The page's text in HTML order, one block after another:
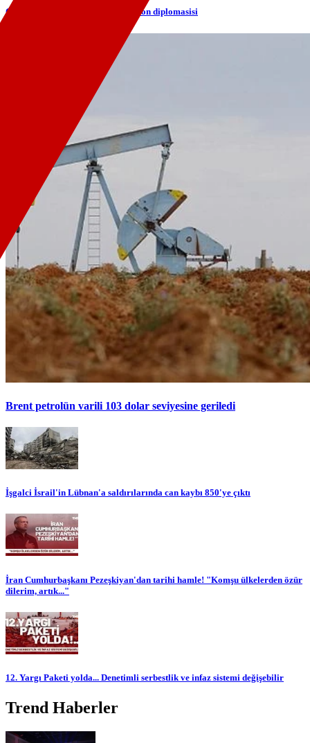
Cumhurbaşkanı Erdoğan'dan telefon diplomasisi
Brent petrolün varili 103 dolar seviyesine geriledi
İşgalci İsrail'in Lübnan'a saldırılarında can kaybı 850'ye çıktı
İran Cumhurbaşkanı Pezeşkiyan'dan tarihi hamle! "Komşu ülkelerden özür
dilerim, artık..."
12. Yargı Paketi yolda... Denetimli serbestlik ve infaz sistemi değişebilir
Trend Haberler